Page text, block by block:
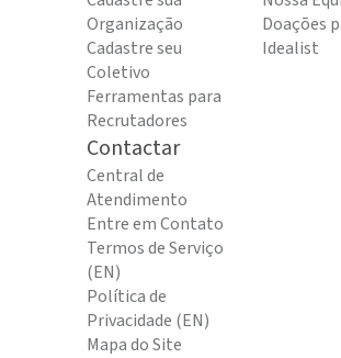
Organização
Cadastre seu
Coletivo
Ferramentas para
Recrutadores
Doações
Idealist
Contactar
Central de
Atendimento
Entre em Contato
Termos de Serviço
(EN)
Política de
Privacidade (EN)
Mapa do Site